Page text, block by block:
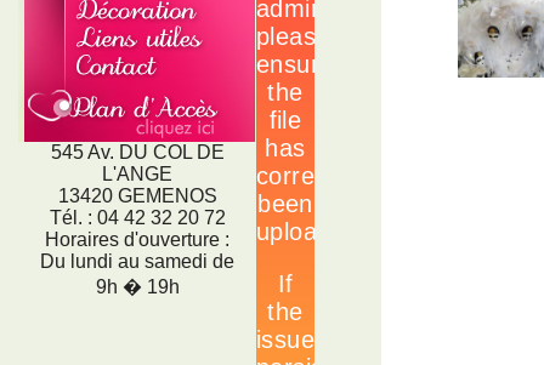
545 Av. DU COL DE
L'ANGE
13420 GEMENOS
Tél. : 04 42 32 20 72
Horaires d'ouverture :
Du lundi au samedi de
9h � 19h